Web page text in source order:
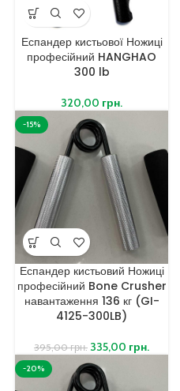
Еспандер кистьової Ножиці
професійний HANGHAO
300 lb
320,00 грн.
-15%
Еспандер кистьовий Ножиці
професійний Bone Crusher
навантаження 136 кг (GI-
4125-300LB)
395,00грн. 335,00 грн.
-20%